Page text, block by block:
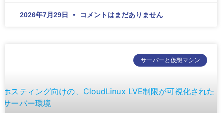
2026年7月29日 コメントはまだありません
サーバーと仮想マシン